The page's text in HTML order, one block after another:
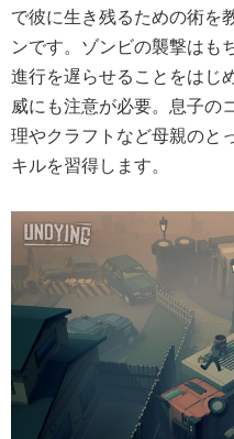
で彼に生き残るための術を
ンです。ゾンビの襲撃はも
進行を遅らせることをはじ
威にも注意が必要。息子の
理やクラフトなど母親のと
キルを習得します。